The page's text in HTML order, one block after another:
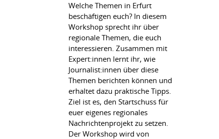
Welche Themen in Erfurt
beschäftigen euch? In diesem
Workshop sprecht ihr über
regionale Themen, die euch
interessieren. Zusammen mit
Expert:innen lernt ihr, wie
Journalist:innen über diese
Themen berichten können und
erhaltet dazu praktische Tipps.
Ziel ist es, den Startschuss für
euer eigenes regionales
Nachrichtenprojekt zu setzen.
Der Workshop wird von